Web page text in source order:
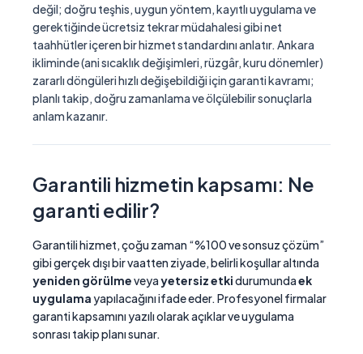
değil; doğru teşhis, uygun yöntem, kayıtlı uygulama ve
gerektiğinde ücretsiz tekrar müdahalesi gibi net
taahhütler içeren bir hizmet standardını anlatır. Ankara
ikliminde (ani sıcaklık değişimleri, rüzgâr, kuru dönemler)
zararlı döngüleri hızlı değişebildiği için garanti kavramı;
planlı takip, doğru zamanlama ve ölçülebilir sonuçlarla
anlam kazanır.
Garantili hizmetin kapsamı: Ne
garanti edilir?
Garantili hizmet, çoğu zaman “%100 ve sonsuz çözüm”
gibi gerçek dışı bir vaatten ziyade, belirli koşullar altında
yeniden görülmeveyayetersiz etkidurumundaek
uygulama yapılacağını ifade eder. Profesyonel firmalar
garanti kapsamını yazılı olarak açıklar ve uygulama
sonrası takip planı sunar.